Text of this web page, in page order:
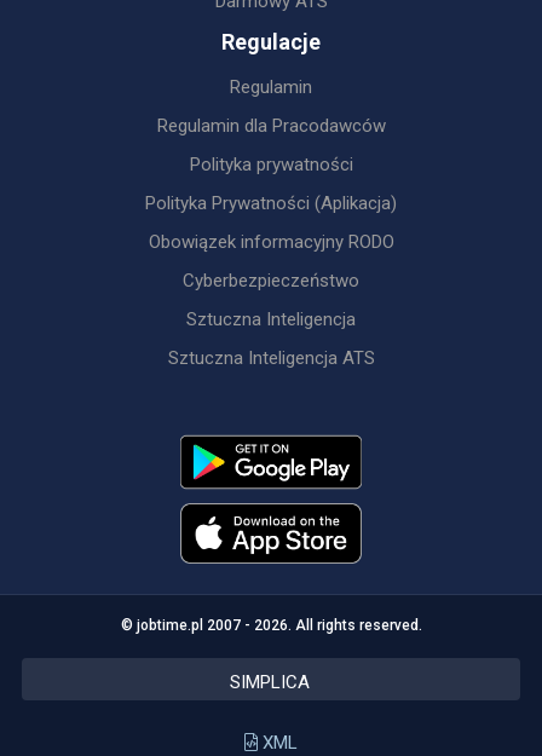
Regulacje
Regulamin
Regulamin dla Pracodawców
Polityka prywatności
Polityka Prywatności (Aplikacja)
Obowiązek informacyjny RODO
Cyberbezpieczeństwo
Sztuczna Inteligencja
Sztuczna Inteligencja ATS
© jobtime.pl 2007 - 2026. All rights reserved.
SIMPLICA
XML